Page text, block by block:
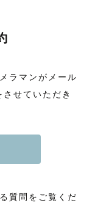
ラマンがメール
せていただき
質問をご覧くだ